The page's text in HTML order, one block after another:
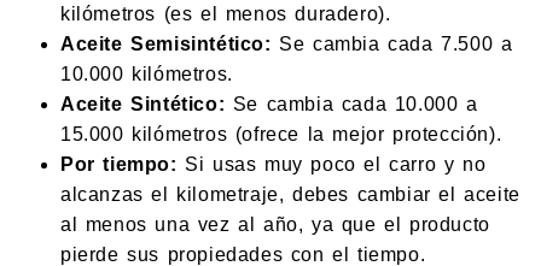
kilómetros (es el menos duradero).
Aceite Semisintético: Se cambia cada 7.500 a
10.000 kilómetros.
Aceite Sintético: Se cambia cada 10.000 a
15.000 kilómetros (ofrece la mejor protección).
Por tiempo: Si usas muy poco el carro y no
alcanzas el kilometraje, debes cambiar el aceite
al menos una vez al año, ya que el producto
pierde sus propiedades con el tiempo.